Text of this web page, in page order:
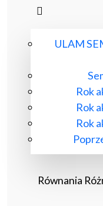
ULAM
Rok
Rok
Rok
Równania